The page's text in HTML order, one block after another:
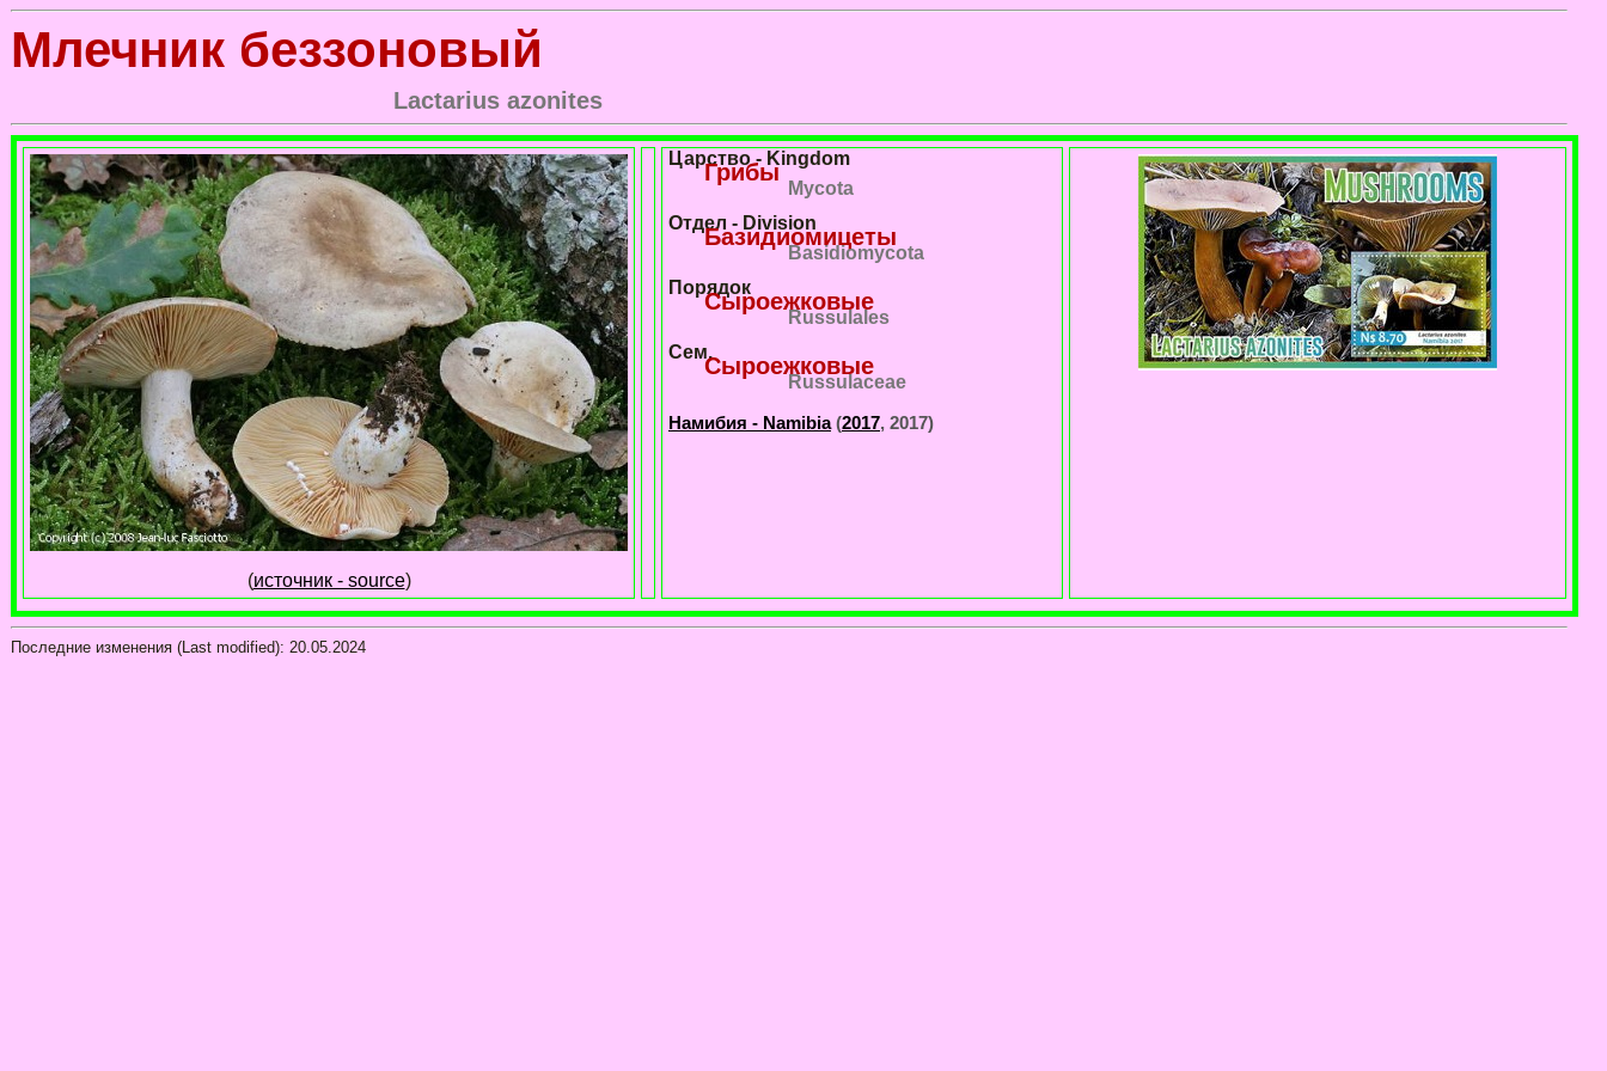
Млечник беззоновый
Lactarius azonites
(источник - source)
Царство - Kingdom
Грибы
Mycota
Отдел - Division
Базидиомицеты
Basidiomycota
Порядок
Сыроежковые
Russulales
Сем.
Сыроежковые
Russulaceae
Намибия - Namibia(2017, 2017)
Последние изменения (Last modified): 20.05.2024